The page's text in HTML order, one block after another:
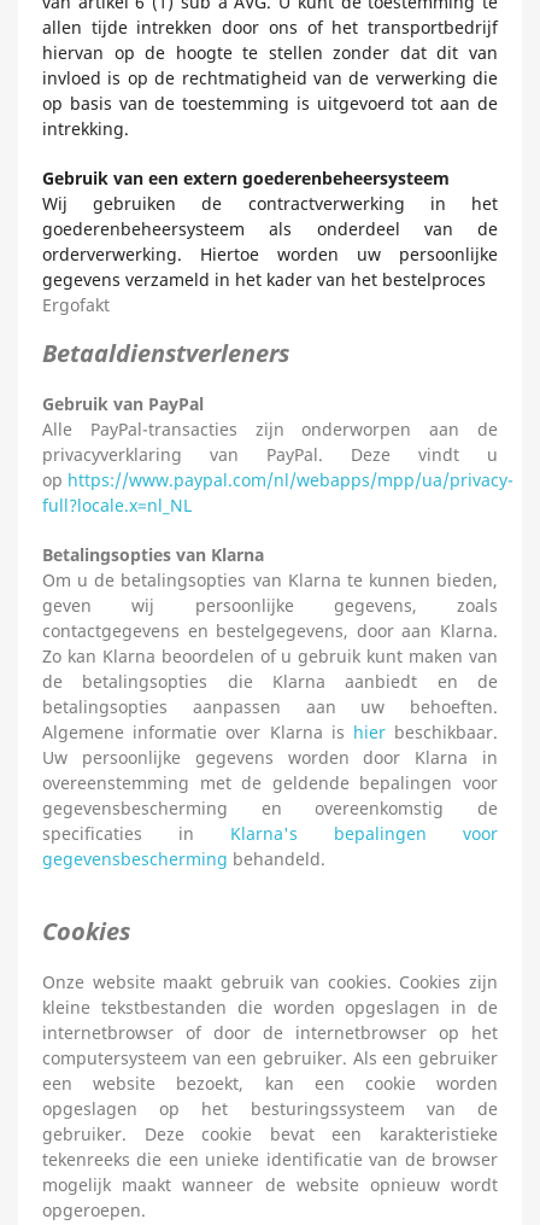
allen tijde intrekken door ons of het transportbedrijf
hiervan op de hoogte te stellen zonder dat dit van
invloed is op de rechtmatigheid van de verwerking die
op basis van de toestemming is uitgevoerd tot aan de
intrekking.
Gebruik van een extern goederenbeheersysteem
Wij gebruiken de contractverwerking in het
goederenbeheersysteem als onderdeel van de
orderverwerking. Hiertoe worden uw persoonlijke
gegevens verzameld in het kader van het bestelproces
Ergofakt
Betaaldienstverleners
Gebruik van PayPal
Alle PayPal-transacties zijn onderworpen aan de
privacyverklaring van PayPal. Deze vindt u
op https://www.paypal.com/nl/webapps/mpp/ua/privacy-
full?locale.x=nl_NL
Betalingsopties van Klarna
Om u de betalingsopties van Klarna te kunnen bieden,
geven wij persoonlijke gegevens, zoals
contactgegevens en bestelgegevens, door aan Klarna.
Zo kan Klarna beoordelen of u gebruik kunt maken van
de betalingsopties die Klarna aanbiedt en de
betalingsopties aanpassen aan uw behoeften.
Algemene informatie over Klarna is hierbeschikbaar.
Uw persoonlijke gegevens worden door Klarna in
overeenstemming met de geldende bepalingen voor
gegevensbescherming en overeenkomstig de
specificaties in Klarna's bepalingen voor
gegevensbescherming behandeld.
Cookies
Onze website maakt gebruik van cookies. Cookies zijn
kleine tekstbestanden die worden opgeslagen in de
internetbrowser of door de internetbrowser op het
computersysteem van een gebruiker. Als een gebruiker
een website bezoekt, kan een cookie worden
opgeslagen op het besturingssysteem van de
gebruiker. Deze cookie bevat een karakteristieke
tekenreeks die een unieke identificatie van de browser
mogelijk maakt wanneer de website opnieuw wordt
opgeroepen.